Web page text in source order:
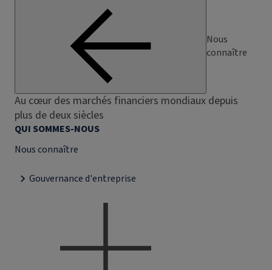
Nous
connaître
Au cœur des marchés financiers mondiaux depuis
plus de deux siècles
QUI SOMMES-NOUS
Nous connaître
Gouvernance d'entreprise